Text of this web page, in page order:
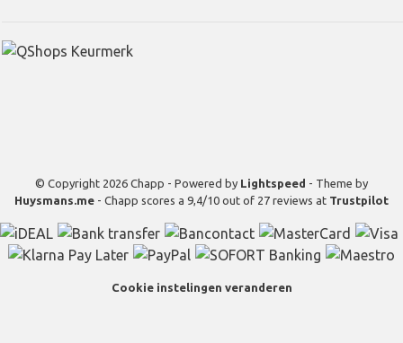
© Copyright 2026 Chapp - Powered by Lightspeed - Theme by
Huysmans.me - Chapp scores a 9,4/10 out of 27 reviews at Trustpilot
Cookie instelingen veranderen